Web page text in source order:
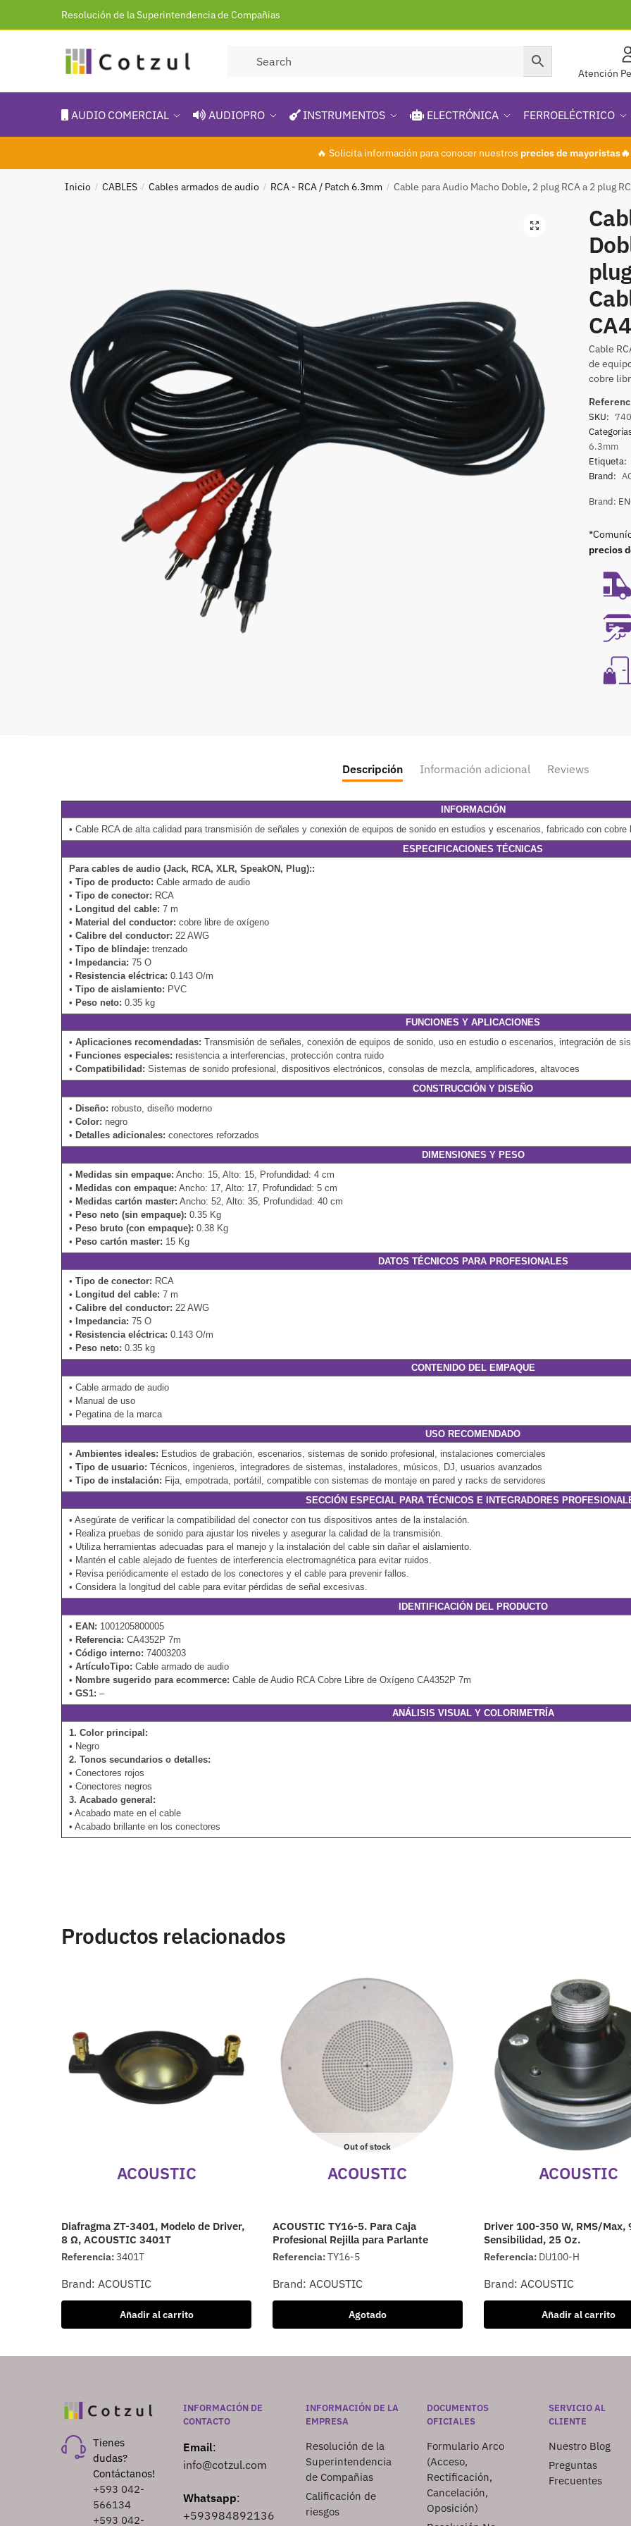
Resolución de la Superintendencia de Compañias
Atención
AUDIO COMERCIAL AUDIOPRO INSTRUMENTOS ELECTRÓNICA FERROELÉCTRICO
🔥 Solicita información para conocer nuestros precios de mayoristas🔥
Inicio / CABLES / Cables armados de audio / RCA - RCA / Patch 6.3mm / Cable para Audio Macho Doble, 2 plug RCA a 2 plug
🔍
Cable
de
cobre
SKU:
6.3mm
Etiqueta:
Brand:
Brand:
precios
Descripción Información adicional Reviews
INFORMACIÓN
• Cable RCA de alta calidad para transmisión de señales y conexión de equipos de sonido en estudios y escenarios, fabricado con
ESPECIFICACIONES TÉCNICAS
Para cables de audio (Jack, RCA, XLR, SpeakON, Plug)::
•Tipo de producto: Cable armado de audio
•Tipo de conector: RCA
• Longitud del cable: 7 m
• Material del conductor: cobre libre de oxígeno
•Calibre del conductor: 22 AWG
•Tipo de blindaje: trenzado
•
Impedancia: 75 O
• Resistencia eléctrica: 0.143 O/m
•Tipo de aislamiento: PVC
• Peso neto: 0.35 kg
FUNCIONES Y APLICACIONES
•Aplicaciones recomendadas: Transmisión de señales, conexión de equipos de sonido, uso en estudio o escenarios, integración de
• Funciones especiales: resistencia a interferencias, protección contra ruido
•Compatibilidad: Sistemas de sonido profesional, dispositivos electrónicos, consolas de mezcla, amplificadores, altavoces
CONSTRUCCIÓN Y DISEÑO
• Diseño: robusto, diseño moderno
•Color: negro
• Detalles adicionales: conectores reforzados
DIMENSIONES Y PESO
• Medidas sin empaque: Ancho: 15, Alto: 15, Profundidad: 4 cm
• Medidas con empaque: Ancho: 17, Alto: 17, Profundidad: 5 cm
• Medidas cartón master: Ancho: 52, Alto: 35, Profundidad: 40 cm
• Peso neto (sin empaque): 0.35 Kg
• Peso bruto (con empaque): 0.38 Kg
• Peso cartón master: 15 Kg
DATOS TÉCNICOS PARA PROFESIONALES
•Tipo de conector: RCA
• Longitud del cable: 7 m
•Calibre del conductor: 22 AWG
•
Impedancia: 75 O
• Resistencia eléctrica: 0.143 O/m
• Peso neto: 0.35 kg
CONTENIDO DEL EMPAQUE
• Cable armado de audio
• Manual de uso
• Pegatina de la marca
USO RECOMENDADO
•Ambientes ideales: Estudios de grabación, escenarios, sistemas de sonido profesional, instalaciones comerciales
•Tipo de usuario: Técnicos, ingenieros, integradores de sistemas, instaladores, músicos, DJ, usuarios avanzados
•Tipo de instalación: Fija, empotrada, portátil, compatible con sistemas de montaje en pared y racks de servidores
SECCIÓN ESPECIAL PARA TÉCNICOS E INTEGRADORES
• Asegúrate de verificar la compatibilidad del conector con tus dispositivos antes de la instalación.
• Realiza pruebas de sonido para ajustar los niveles y asegurar la calidad de la transmisión.
• Utiliza herramientas adecuadas para el manejo y la instalación del cable sin dañar el aislamiento.
• Mantén el cable alejado de fuentes de interferencia electromagnética para evitar ruidos.
• Revisa periódicamente el estado de los conectores y el cable para prevenir fallos.
• Considera la longitud del cable para evitar pérdidas de señal excesivas.
IDENTIFICACIÓN DEL PRODUCTO
• EAN: 1001205800005
• Referencia: CA4352P 7m
•Código interno: 74003203
•ArtículoTipo: Cable armado de audio
• Nombre sugerido para ecommerce: Cable de Audio RCA Cobre Libre de Oxígeno CA4352P 7m
•GS1: –
ANÁLISIS VISUAL Y COLORIMETRÍA
1. Color principal:
• Negro
2. Tonos secundarios o detalles:
• Conectores rojos
• Conectores negros
3. Acabado general:
• Acabado mate en el cable
• Acabado brillante en los conectores
Productos relacionados
ACOUSTIC
Diafragma ZT-3401, Modelo de Driver,
8 Ω, ACOUSTIC 3401T
Referencia:3401T
Brand: ACOUSTIC
Añadir al carrito
Out of stock
ACOUSTIC
ACOUSTIC TY16-5. Para Caja
Profesional Rejilla para Parlante
Referencia:TY16-5
Brand: ACOUSTIC
Agotado
ACOUSTIC
Driver 100-350 W, RMS/Max,
Sensibilidad, 25 Oz.
Referencia: DU100-H
Brand: ACOUSTIC
Añadir al carrito
Tienes
dudas?
Contáctanos!
+593 042-
566134
+593 042-
INFORMACIÓN DE
CONTACTO
Email:
info@cotzul.com
Whatsapp:
+593984892136
INFORMACIÓN DE LA
EMPRESA
Resolución de la
Superintendencia
de Compañias
Calificación de
riesgos
DOCUMENTOS
OFICIALES
Formulario Arco
(Acceso,
Rectificación,
Cancelación,
Oposición)
SERVICIO AL
CLIENTE
Nuestro Blog
Preguntas
Frecuentes